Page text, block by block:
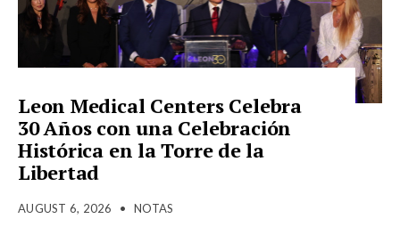
Leon Medical Centers Celebra
30 Años con una Celebración
Histórica en la Torre de la
Libertad
AUGUST 6, 2026 • NOTAS